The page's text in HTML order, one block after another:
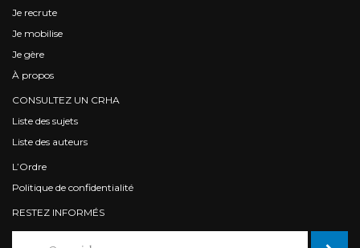
Je recrute
Je mobilise
Je gère
À propos
CONSULTEZ UN CRHA
Liste des sujets
Liste des auteurs
L’Ordre
Politique de confidentialité
RESTEZ INFORMÉS